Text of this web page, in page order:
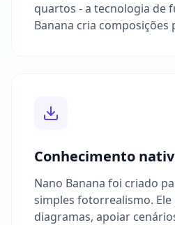
quartos - a tecnologia de
Banana cria composições
Conhecimento
Nano Banana foi criado
simples fotorrealismo.
diagramas, apoiar